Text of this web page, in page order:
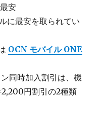
安
に最安を取られてい
OCN モバイル ONE
同時加入割引は、機
2,200円割引の2種類